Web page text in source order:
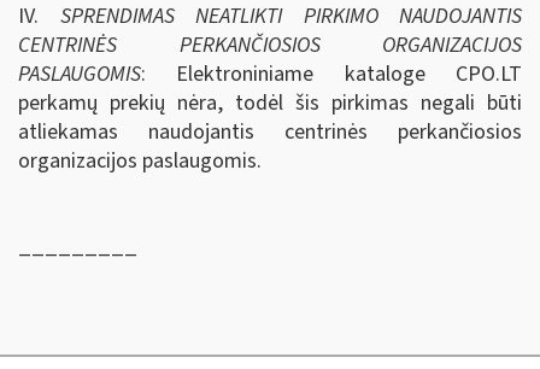
IV. SPRENDIMAS NEATLIKTI PIRKIMO NAUDOJANTIS
CENTRINĖS PERKANČIOSIOS ORGANIZACIJOS
PASLAUGOMIS: Elektroniniame kataloge CPO.LT
perkamų prekių nėra, todėl šis pirkimas negali būti
atliekamas naudojantis centrinės perkančiosios
organizacijos paslaugomis.